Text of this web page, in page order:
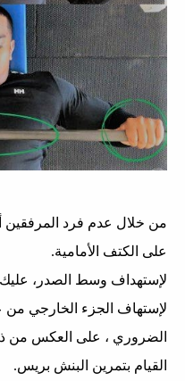
من خلال عدم فرد المرفقين
على الكتف الأمامية.
لإستهداف وسط الصدر، عليك
لإستهاف الجزء الخارجي
الضروري ، على العكس من ذلك
القيام بتمرين البنش بريس.